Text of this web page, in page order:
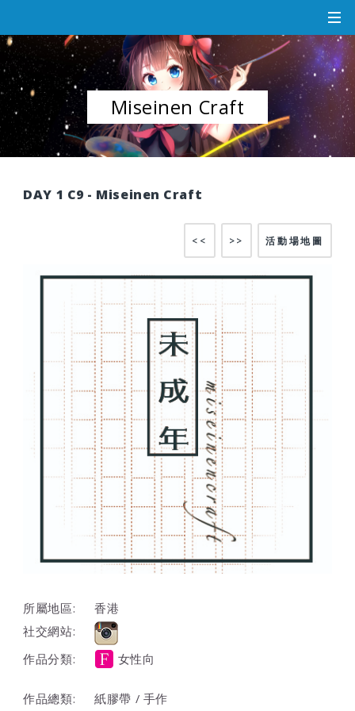
Miseinen Craft
DAY 1 C9 - Miseinen Craft
活動場地圖
>>
<<
所屬地區:
香港
社交網站:
作品分類:
女性向
作品總類: 紙膠帶 / 手作